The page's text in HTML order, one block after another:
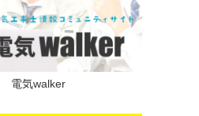
電気walker